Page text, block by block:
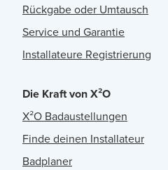
Rückgabe oder Umtausch
Service und Garantie
Installateure Registrierung
Die Kraft von X²O
X²O Badaustellungen
Finde deinen Installateur
Badplaner